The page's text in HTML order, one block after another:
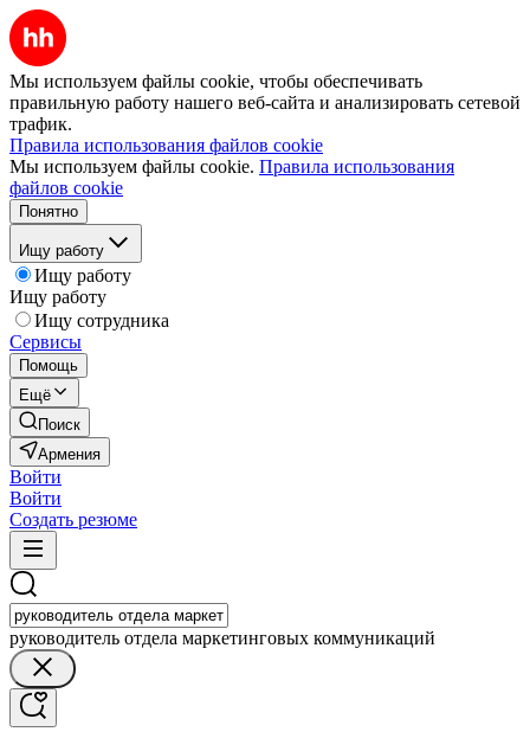
Мы используем файлы cookie, чтобы обеспечивать
правильную работу нашего веб-сайта и анализировать сетевой
трафик.
Правила использования файлов cookie
Мы используем файлы cookie. Правила использования
файлов cookie
Понятно
Ищу работу
Ищу работу
Ищу работу
Ищу сотрудника
Сервисы
Помощь
Ещё
Поиск
Армения
Войти
Войти
Создать резюме
руководитель отдела маркетинговых коммуникаций